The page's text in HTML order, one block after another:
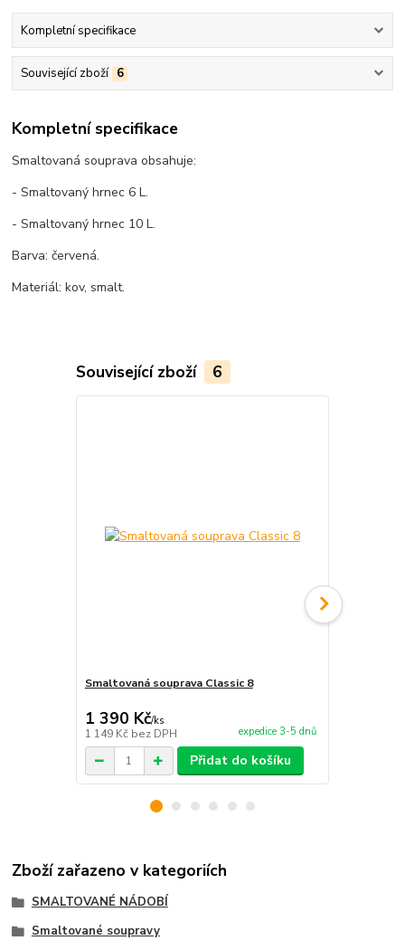
Kompletní specifikace
Související zboží 6
Kompletní specifikace
Smaltovaná souprava obsahuje:
- Smaltovaný hrnec 6 L.
- Smaltovaný hrnec 10 L.
Barva: červená.
Materiál: kov, smalt.
Související zboží 6
Smaltovaná souprava Classic 8
1 390 Kč/ks
1 149 Kč bez DPH expedice 3-5 dnů
Přidat do košíku
Zboží zařazeno v kategoriích
SMALTOVANÉ NÁDOBÍ
Smaltované soupravy